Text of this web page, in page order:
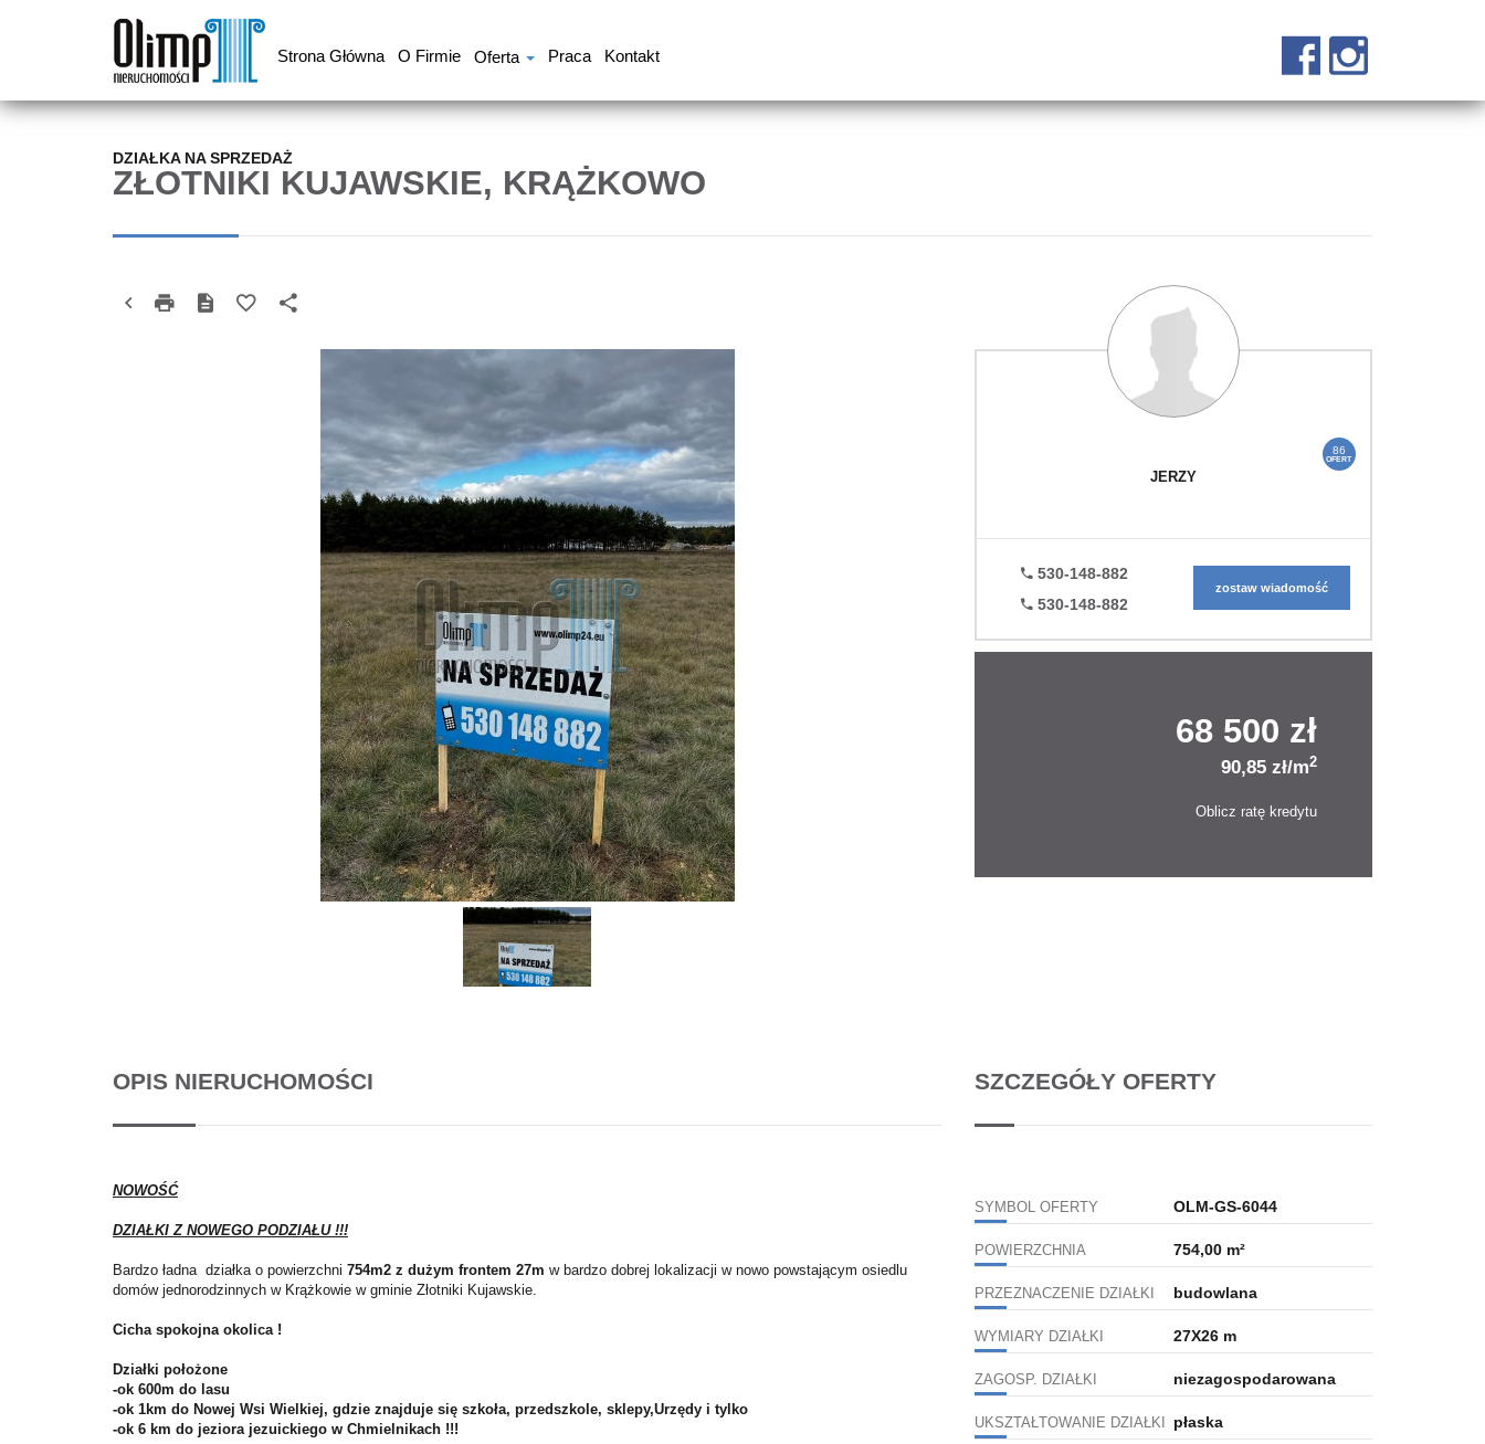
Strona Główna O Firmie Oferta Praca Kontakt
ZŁOTNIKI KUJAWSKIE, KRĄŻKOWO
DZIAŁKA NA SPRZEDAŻ
86
OFERT
JERZY
530-148-882
530-148-882
zostaw wiadomość
68 500 zł
90,85 zł/m2
Oblicz ratę kredytu
OPIS NIERUCHOMOŚCI
NOWOŚĆ
DZIAŁKI Z NOWEGO PODZIAŁU !!!
Bardzo ładna działka o powierzchni 754m2 z dużym frontem 27m w bardzo dobrej lokalizacji w nowo powstającym osiedlu
domów jednorodzinnych w Krążkowie w gminie Złotniki Kujawskie.
Cicha spokojna okolica !
Działki położone
-ok 600m do lasu
-ok 1km do Nowej Wsi Wielkiej, gdzie znajduje się szkoła, przedszkole, sklepy,Urzędy i tylko
-ok 6 km do jeziora jezuickiego w Chmielnikach !!!
SZCZEGÓŁY OFERTY
SYMBOL OFERTY OLM-GS-6044
POWIERZCHNIA 754,00 m²
PRZEZNACZENIE DZIAŁKI budowlana
WYMIARY DZIAŁKI 27X26 m
ZAGOSP. DZIAŁKI niezagospodarowana
UKSZTAŁTOWANIE DZIAŁKI płaska